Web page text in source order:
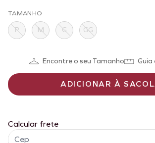
TAMANHO
P M G GG
Encontre o seu Tamanho Guia
ADICIONAR À
Calcular frete